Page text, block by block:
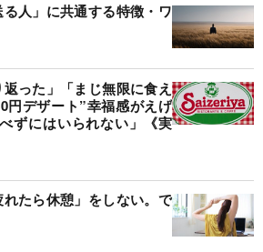
る人」に共通する特徴・ワ
返った」「まじ無限に食え
円デザート”幸福感がえげ
ずにはいられない」《実
たら休憩」をしない。で